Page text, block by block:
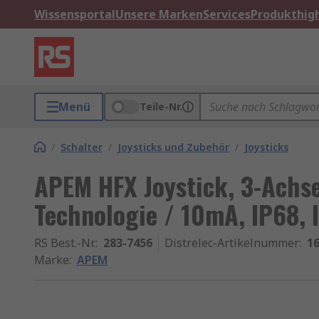
WissensportalUnsere MarkenServices
Menü Teile-Nr.
/ Schalter / Joysticks und Zubehör / Joysticks
APEM HFX Joystick, 3-
Technologie / 10mA,
RS Best.-Nr.: 283-7456 Distrelec-Artikelnummer:
Marke: APEM